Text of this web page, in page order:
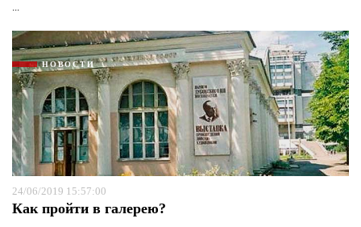
...
НОВОСТИ
24/06/2019 15:57:00
Как пройти в галерею?